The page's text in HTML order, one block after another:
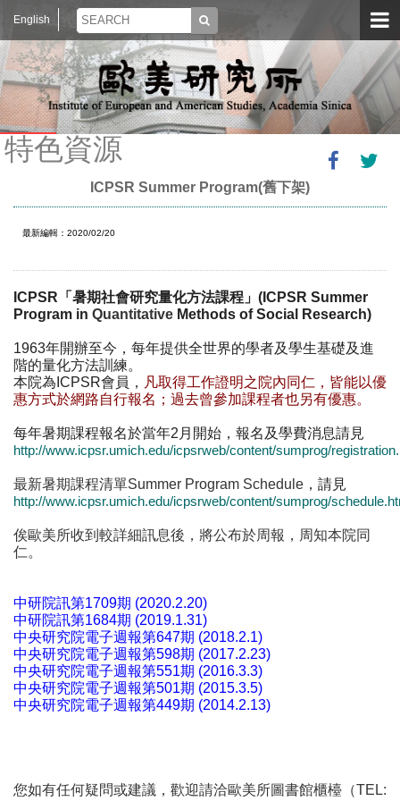
English
特色資源
ICPSR Summer Program(舊下架)
最新編輯：2020/02/20
ICPSR 「暑期社會研究量化方法課程」 (ICPSR Summer
Program in Quantitative Methods of Social Research)
1963年開辦至今，每年提供全世界的學者及學生基礎及進
階的量化方法訓練。
本院為 ICPSR會員， 凡取得工作證明之院內同仁，皆能以優
惠方式於網路自行報名；過去曾參加課程者也另有優惠。
每年暑期課程報名於當年2 月開始，報名及學費消息請見
http://www.icpsr.umich.edu/icpsrweb/content/sumprog/
最新暑期課程清單Summer Program Schedule ，請見
http://www.icpsr.umich.edu/icpsrweb/content/sumprog/
俟歐美所收到較詳細訊息後，將公布於周報，周知本院同
仁。
中研院訊第1709期 (2020.2.20)
中研院訊第1684期 (2019.1.31)
中央研究院電子週報第647期 (2018.2.1)
中央研究院電子週報第598期 (2017.2.23)
中央研究院電子週報第551期 (2016.3.3)
中央研究院電子週報第501期 (2015.3.5)
中央研究院電子週報第449期 (2014.2.13)
您如有任何疑問或建議，歡迎請洽歐美所圖書館櫃檯（TEL: